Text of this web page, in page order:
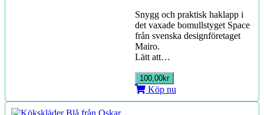
Snygg och praktisk haklapp i
det vaxade bomullstyget Space
från svenska designföretaget
Mairo.
Lätt att…
100,00kr
Köp nu